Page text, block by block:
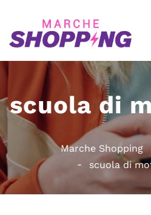
scuola di
Marche Shopping
scuola di